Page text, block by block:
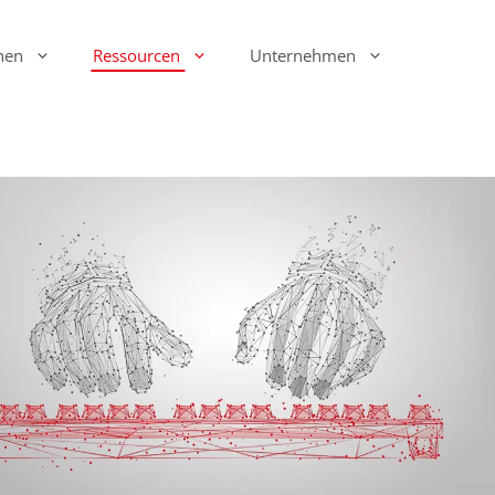
infsoft Assets
infsoft Sensors
infsoft Automation
infsoft CAFM
Development Kit (SDK)
infsoft Web Services
Ressourcen Unternehmen